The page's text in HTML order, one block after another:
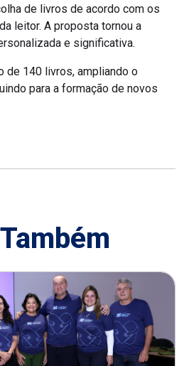
de livros de acordo com os
leitor. A proposta tornou a
e significativa.
de 140 livros, ampliando o
para a formação de novos